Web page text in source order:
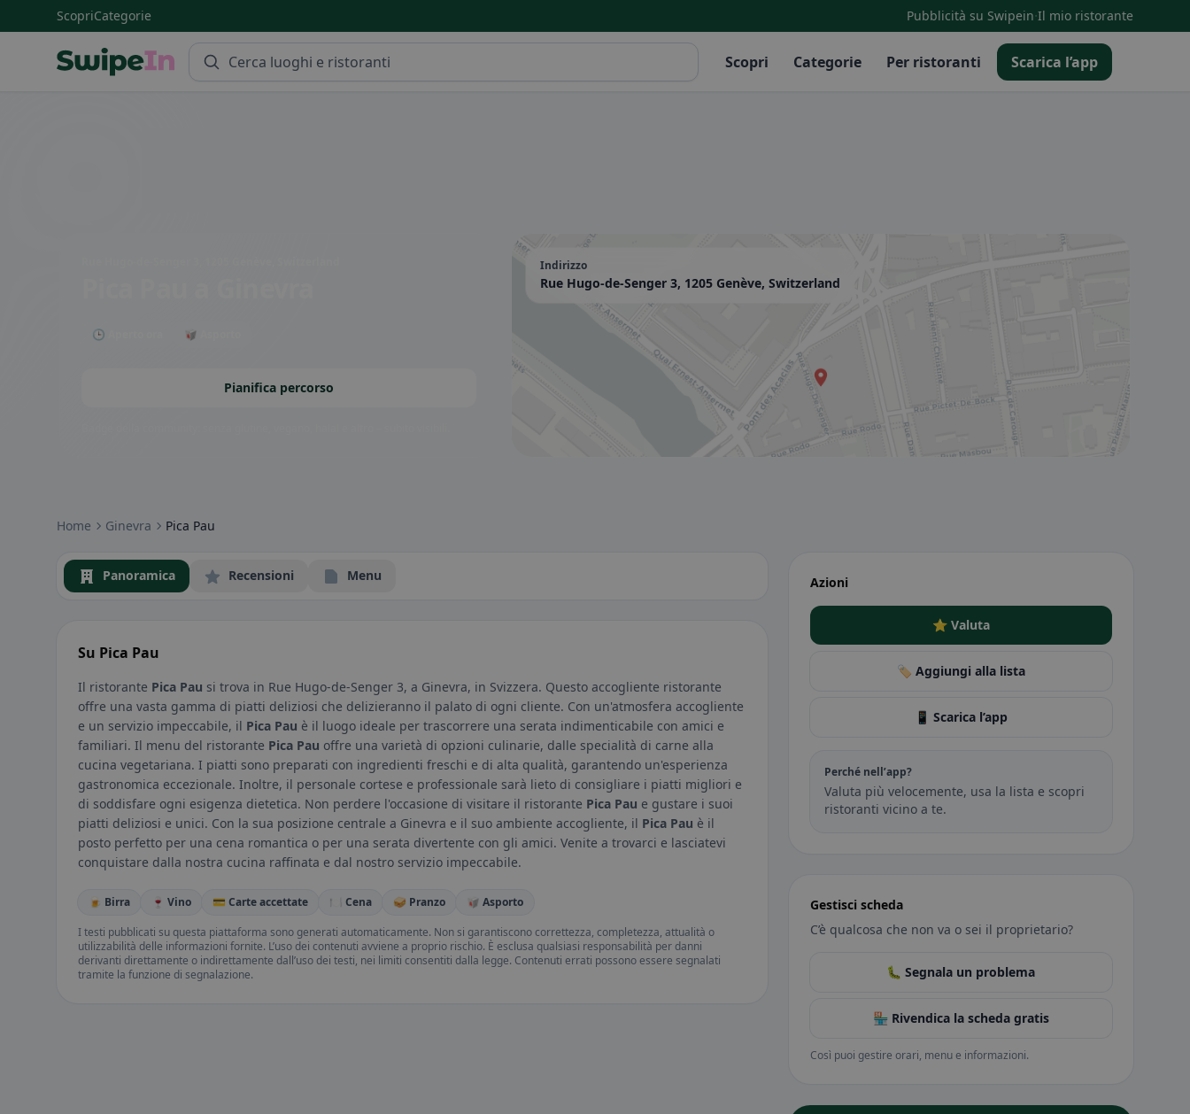
ScopriCategorie Pubblicità su Swipein·Il mio ristorante
Scopri Categorie Per ristoranti Scarica l’app
🕒 Aperto ora 🥡 Asporto
Pianifica percorso
Indirizzo
Rue Hugo-de-Senger 3, 1205 Genève, Switzerland
Home Ginevra Pica Pau
Panoramica Recensioni Menu
Su Pica Pau
Il ristorante Pica Pau si trova in Rue Hugo-de-Senger 3, a Ginevra, in Svizzera. Questo accogliente ristorante
offre una vasta gamma di piatti deliziosi che delizieranno il palato di ogni cliente. Con un'atmosfera accogliente
e un servizio impeccabile, il Pica Pau è il luogo ideale per trascorrere una serata indimenticabile con amici e
familiari. Il menu del ristorante Pica Pau offre una varietà di opzioni culinarie, dalle specialità di carne alla
cucina vegetariana. I piatti sono preparati con ingredienti freschi e di alta qualità, garantendo un'esperienza
gastronomica eccezionale. Inoltre, il personale cortese e professionale sarà lieto di consigliare i piatti migliori e
di soddisfare ogni esigenza dietetica. Non perdere l'occasione di visitare il ristorante Pica Pau e gustare i suoi
piatti deliziosi e unici. Con la sua posizione centrale a Ginevra e il suo ambiente accogliente, il Pica Pau è il
posto perfetto per una cena romantica o per una serata divertente con gli amici. Venite a trovarci e lasciatevi
conquistare dalla nostra cucina raffinata e dal nostro servizio impeccabile.
🍺 Birra 🍷 Vino 💳 Carte accettate 🍽️ Cena 🥪 Pranzo
🥡 Asporto
I testi pubblicati su questa piattaforma sono generati automaticamente. Non si garantiscono correttezza, completezza, attualità o
utilizzabilità delle informazioni fornite. L’uso dei contenuti avviene a proprio rischio. È esclusa qualsiasi responsabilità per danni
derivanti direttamente o indirettamente dall’uso dei testi, nei limiti consentiti dalla legge. Contenuti errati possono essere segnalati
tramite la funzione di segnalazione.
Azioni
⭐ Valuta
🏷️ Aggiungi alla lista
📱 Scarica l’app
Perché nell’app?
Valuta più velocemente, usa la lista e scopri
ristoranti vicino a te.
Gestisci scheda
C’è qualcosa che non va o sei il proprietario?
🐛 Segnala un problema
🏪 Rivendica la scheda gratis
Così puoi gestire orari, menu e informazioni.